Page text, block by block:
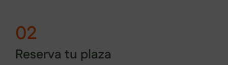
02
Reserva tu plaza